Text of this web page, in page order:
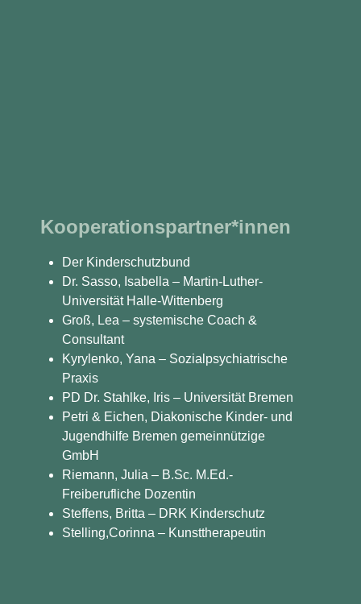
Kooperationspartner*innen
Der Kinderschutzbund
Dr. Sasso, Isabella – Martin-Luther-
Universität Halle-Wittenberg
Groß, Lea – systemische Coach &
Consultant
Kyrylenko, Yana – Sozialpsychiatrische
Praxis
PD Dr. Stahlke, Iris – Universität Bremen
Petri & Eichen, Diakonische Kinder- und
Jugendhilfe Bremen gemeinnützige
GmbH
Riemann, Julia – B.Sc. M.Ed.-
Freiberufliche Dozentin
Steffens, Britta – DRK Kinderschutz
Stelling,Corinna – Kunsttherapeutin